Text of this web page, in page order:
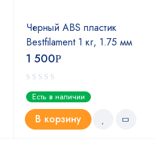
Черный ABS пластик
Bestfilament 1 кг, 1.75 мм
1 500Р
Есть в наличии
В корзину